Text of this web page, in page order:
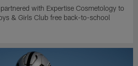
with Expertise Cosmetology to
& Girls Club free back-to-school